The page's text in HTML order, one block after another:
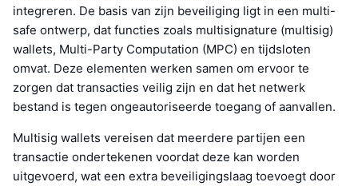
integreren. De basis van zijn beveiliging ligt in een multi-
safe ontwerp, dat functies zoals multisignature (multisig)
wallets, Multi-Party Computation (MPC) en tijdsloten
omvat. Deze elementen werken samen om ervoor te
zorgen dat transacties veilig zijn en dat het netwerk
bestand is tegen ongeautoriseerde toegang of aanvallen.
Multisig wallets vereisen dat meerdere partijen een
transactie ondertekenen voordat deze kan worden
uitgevoerd, wat een extra beveiligingslaag toevoegt door